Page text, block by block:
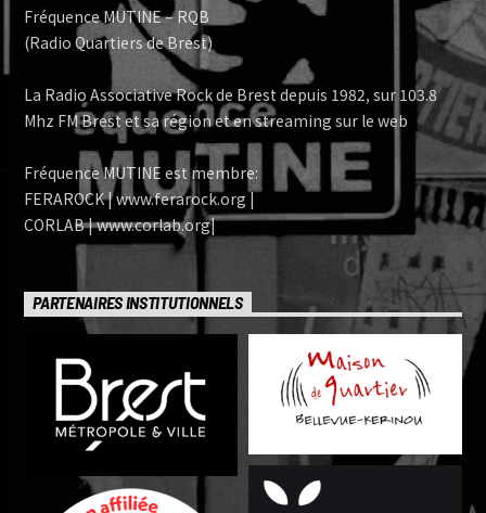
Fréquence MUTINE – RQB
(Radio Quartiers de Brest)
La Radio Associative Rock de Brest depuis 1982, sur 103.8
Mhz FM Brest et sa région et en streaming sur le web
Fréquence MUTINE est membre:
FERAROCK | www.ferarock.org |
CORLAB | www.corlab.org|
PARTENAIRES INSTITUTIONNELS